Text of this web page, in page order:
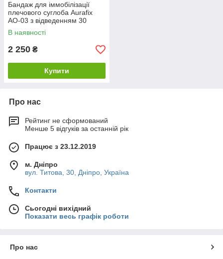
Бандаж для іммобілізації
плечового суглоба Aurafix
AO-03 з відведенням 30
градусів
В наявності
2 250 ₴
Купити
Про нас
Рейтинг не сформований
Менше 5 відгуків за останній рік
Працює з 23.12.2019
м. Дніпро
вул. Титова, 30, Дніпро, Україна
Контакти
Сьогодні вихідний
Показати весь графік роботи
Про нас